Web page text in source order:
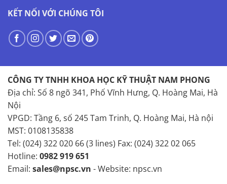
KẾT NỐI VỚI CHÚNG TÔI
CÔNG TY TNHH KHOA HỌC KỸ THUẬT NAM PHONG
Địa chỉ: Số 8 ngõ 341, Phố Vĩnh Hưng, Q. Hoàng Mai, Hà
Nội
VPGD: Tầng 6, số 245 Tam Trinh, Q. Hoàng Mai, Hà nội
MST: 0108135838
Tel: (024) 322 020 66 (3 lines) Fax: (024) 322 02 065
Hotline: 0982 919 651
Email: sales@npsc.vn - Website: npsc.vn